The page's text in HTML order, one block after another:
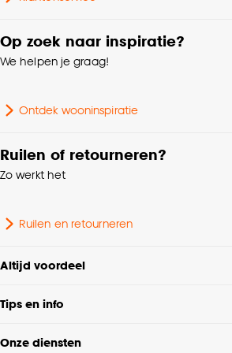
kan aanpassen, bekijk hiervoor onze
Op zoek naar inspiratie?
We helpen je graag!
Ontdek wooninspiratie
Ruilen of retourneren?
Zo werkt het
Ruilen en retourneren
Altijd voordeel
Tips en info
Onze diensten